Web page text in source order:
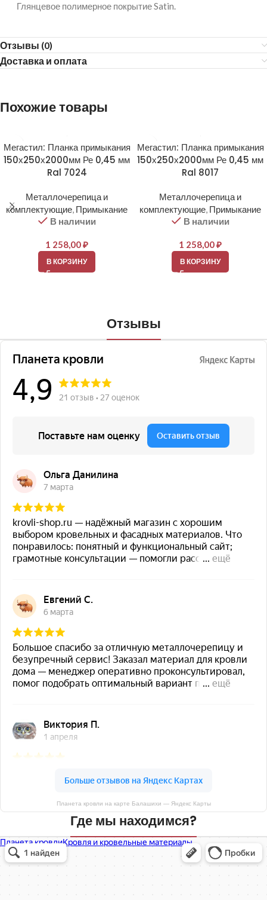
Глянцевое полимерное покрытие Satin.
Отзывы (0)
Доставка и оплата
Похожие товары
Мегастил: Планка примыкания
150х250х2000мм Ре 0,45 мм
Ral 7024
Металлочерепица и
комплектующие, Примыкание
В наличии
1 258,00₽
В КОРЗИНУ
Мегастил: Планка примыкания
150х250х2000мм Ре 0,45 мм
Ral 8017
Металлочерепица и
комплектующие, Примыкание
В наличии
1 258,00₽
В КОРЗИНУ
Отзывы
Планета кровли на карте Балашихи — Яндекс Карты
Где мы находимся?
Планета кровли
Кровля и кровельные материалы в Балашихе
Окна в Балашихе